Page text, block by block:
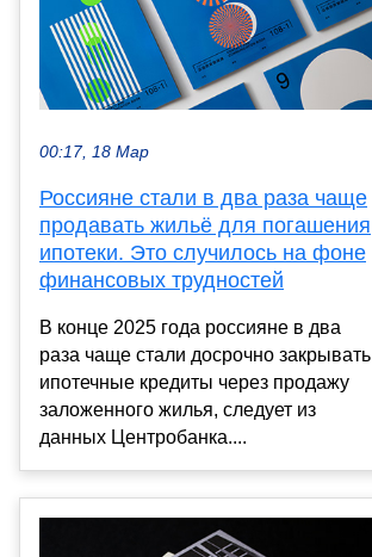
00:17, 18 Мар
Россияне стали в два раза чаще
продавать жильё для погашения
ипотеки. Это случилось на фоне
финансовых трудностей
В конце 2025 года россияне в два
раза чаще стали досрочно закрывать
ипотечные кредиты через продажу
заложенного жилья, следует из
данных Центробанка....